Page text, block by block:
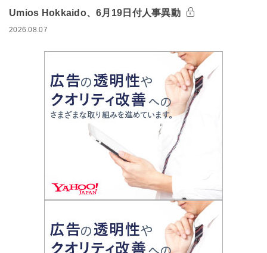
Umios Hokkaido、6月19日付人事異動
2026.08.07